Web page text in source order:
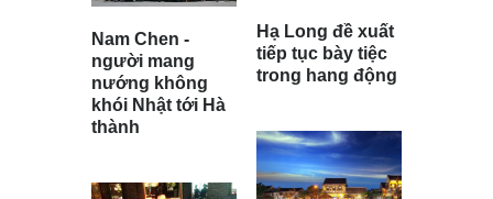
Nam Chen -
người mang
nướng không
khói Nhật tới Hà
thành
Hạ Long đề xuất
tiếp tục bày tiệc
trong hang động